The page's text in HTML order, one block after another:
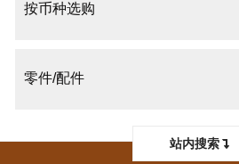
按币种选购
零件/配件
站内搜索